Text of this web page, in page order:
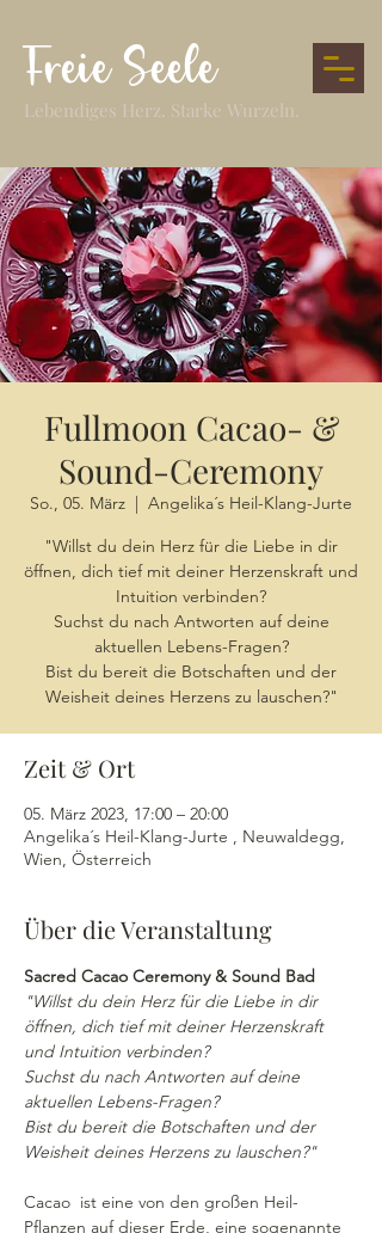
Freie Seele
Lebendiges Herz. Starke Wurzeln.
Fullmoon Cacao- &
Sound-Ceremony
So., 05. März
  |
Angelika´s Heil-Klang-Jurte
"Willst du dein Herz für die Liebe in dir
öffnen, dich tief mit deiner Herzenskraft und
Intuition verbinden?
Suchst du nach Antworten auf deine
aktuellen Lebens-Fragen?
Bist du bereit die Botschaften und der
Weisheit deines Herzens zu lauschen?"
Zeit & Ort
05. März 2023, 17:00 – 20:00
Angelika´s Heil-Klang-Jurte , Neuwaldegg,
Wien, Österreich
Über die Veranstaltung
Sacred Cacao Ceremony & Sound Bad
"Willst du dein Herz für die Liebe in dir
öffnen, dich tief mit deiner Herzenskraft
und Intuition verbinden?
Suchst du nach Antworten auf deine
aktuellen Lebens-Fragen?
Bist du bereit die Botschaften und der
Weisheit deines Herzens zu lauschen?"
Cacao  ist eine von den großen Heil-
Pflanzen auf dieser Erde, eine sogenannte